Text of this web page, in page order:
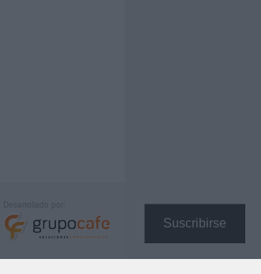
Suscribirse